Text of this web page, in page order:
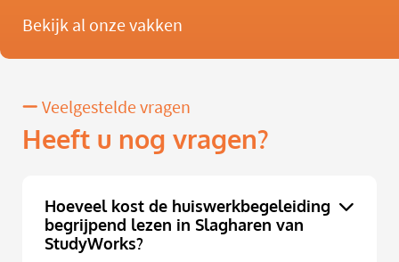
Bekijk al onze vakken
Veelgestelde vragen
Heeft u nog vragen?
Hoeveel kost de huiswerkbegeleiding
begrijpend lezen in Slagharen van
StudyWorks?